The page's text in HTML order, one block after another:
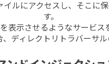
ルにアクセスし、そこに
す。
表示させるようなサービ
ディレクトリトラバーサ